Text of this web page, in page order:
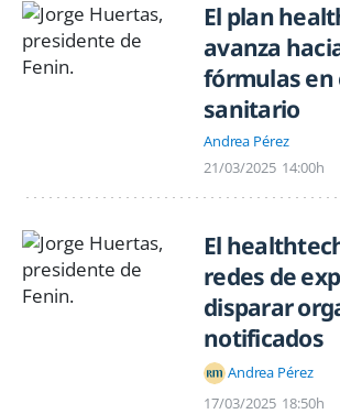
El plan
avanza
fórmulas en
sanitario
Andrea Pérez
21/03/2025 14:00h
El
redes de
disparar
notificados
Andrea Pérez
17/03/2025 18:50h